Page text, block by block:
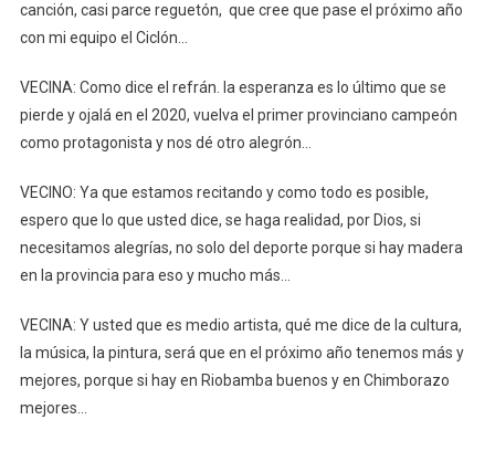
canción, casi parce reguetón, que cree que pase el próximo año
con mi equipo el Ciclón…
VECINA: Como dice el refrán. la esperanza es lo último que se
pierde y ojalá en el 2020, vuelva el primer provinciano campeón
como protagonista y nos dé otro alegrón…
VECINO: Ya que estamos recitando y como todo es posible,
espero que lo que usted dice, se haga realidad, por Dios, si
necesitamos alegrías, no solo del deporte porque si hay madera
en la provincia para eso y mucho más…
VECINA: Y usted que es medio artista, qué me dice de la cultura,
la música, la pintura, será que en el próximo año tenemos más y
mejores, porque si hay en Riobamba buenos y en Chimborazo
mejores…